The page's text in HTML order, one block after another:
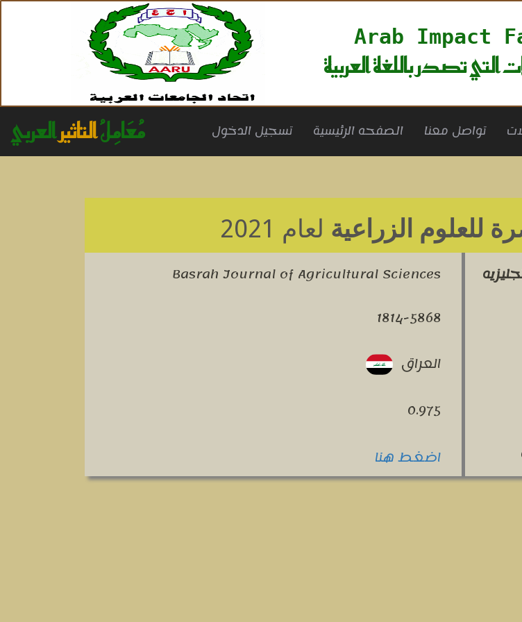
Arab Impact
التي تصدر باللغة العربية
مُعَامِلُالتاثيرالعربي تسجيل الدخول الصفحه الرئيسية تواصل معنا
للعلوم الزراعية لعام 2021
Basrah Journal of Agricultural Sciences
1814-5868
العراق
0.975
اضغط هنا